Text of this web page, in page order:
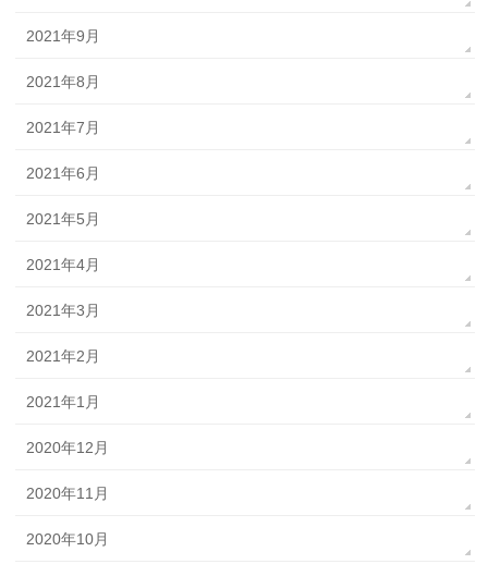
2021年9月
2021年8月
2021年7月
2021年6月
2021年5月
2021年4月
2021年3月
2021年2月
2021年1月
2020年12月
2020年11月
2020年10月